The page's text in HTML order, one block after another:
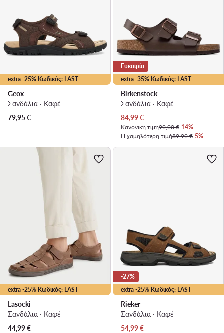
extra -25% Κωδικός: LAST
Geox
Σανδάλια · Καφέ
79,95€
extra -35% Κωδικός: LAST
Ευκαιρία
Birkenstock
Σανδάλια · Καφέ
Τρέχουσα τιμή
84,99€
Κανονική τιμή99,90 €-14%
Η χαμηλότερη τιμή89,99 €-5%
extra -25% Κωδικός: LAST
Lasocki
Σανδάλια · Καφέ
44,99€
extra -25% Κωδικός: LAST
-27%
Rieker
Σανδάλια · Καφέ
Τρέχουσα τιμή
54,99€